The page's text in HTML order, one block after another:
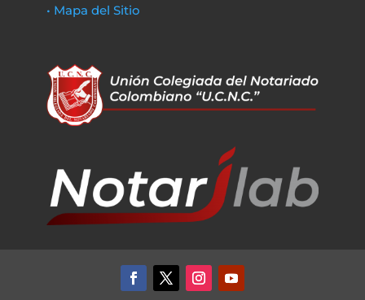
• Mapa del Sitio